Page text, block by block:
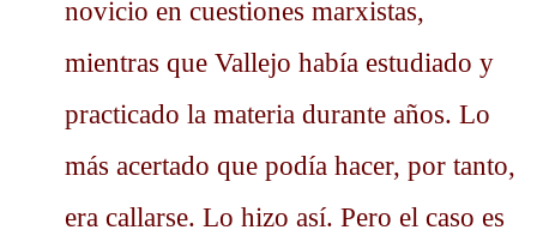
novicio en cuestiones marxistas,
mientras que Vallejo había estudiado y
practicado la materia durante años. Lo
más acertado que podía hacer, por tanto,
era callarse. Lo hizo así. Pero el caso es